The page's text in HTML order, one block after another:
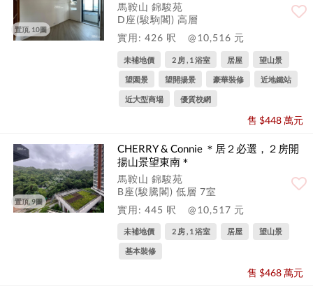
置頂, 10圖
馬鞍山 錦駿苑
D座(駿駒閣) 高層
實用: 426 呎
@10,516 元
未補地價 2 房 , 1 浴室 居屋 望山景
望園景 望開揚景 豪華裝修 近地鐵站
近大型商場 優質校網
售 $448 萬元
置頂, 9圖
CHERRY & Connie ＊居２必選，２房開
揚山景望東南＊
馬鞍山 錦駿苑
B座(駿騰閣) 低層 7室
實用: 445 呎
@10,517 元
未補地價 2 房 , 1 浴室 居屋 望山景
基本裝修
售 $468 萬元